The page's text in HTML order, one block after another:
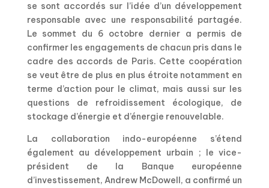
se sont accordés sur l’idée d’un développement
responsable avec une responsabilité partagée.
Le sommet du 6 octobre dernier a permis de
confirmer les engagements de chacun pris dans le
cadre des accords de Paris. Cette coopération
se veut être de plus en plus étroite notamment en
terme d’action pour le climat, mais aussi sur les
questions de refroidissement écologique, de
stockage d’énergie et d’énergie renouvelable.
La collaboration indo-européenne s’étend
également au développement urbain ; le vice-
président de la Banque européenne
d’investissement, Andrew McDowell, a confirmé un